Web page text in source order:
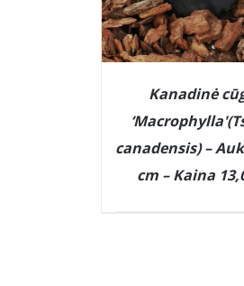
Kanadinė
canadensis) –
cm – Kaina